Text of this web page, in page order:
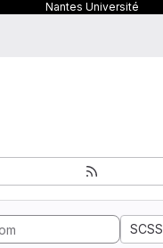
Nantes Université
SCSS